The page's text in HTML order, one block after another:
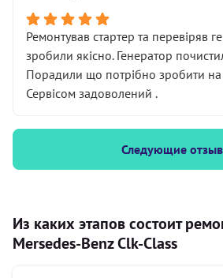
Ремонтував стартер та перевіряв
зробили якісно. Генератор
Порадили що потрібно зробити на
Сервісом задоволений .
Следующие
Из каких этапов состоит
Mersedes-Benz Clk-Class